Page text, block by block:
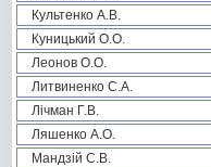
Культенко А.В.
Куницький О.О.
Леонов О.О.
Литвиненко С.А.
Лічман Г.В.
Ляшенко А.О.
Мандзій С.В.